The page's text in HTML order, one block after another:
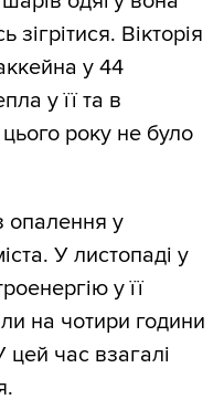
Вікторія
у 44
у її та в
року не було
опалення у
У листопаді у
у її
на чотири години
цей час взагалі